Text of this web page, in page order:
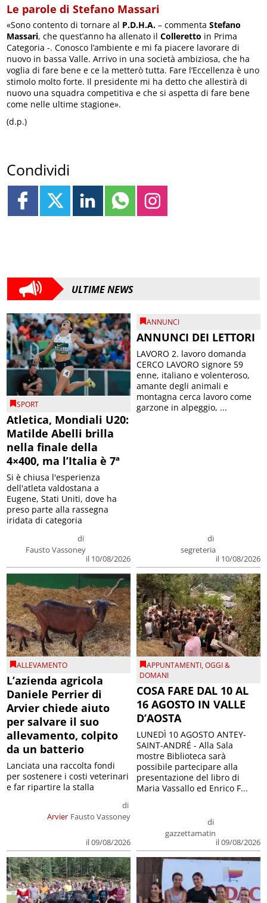
Le parole di Stefano Massari
«Sono contento di tornare al P.D.H.A. – commentaStefano
Massari, che quest’anno ha allenato ilColleretto in Prima
Categoria -. Conosco l’ambiente e mi fa piacere lavorare di
nuovo in bassa Valle. Arrivo in una società ambiziosa, che ha
voglia di fare bene e ce la metterò tutta. Fare l’Eccellenza è uno
stimolo molto forte. Il presidente mi ha detto che allestirà di
nuovo una squadra competitiva e che si aspetta di fare bene
come nelle ultime stagione».
(d.p.)
Condividi
ULTIME NEWS
SPORT
Atletica, Mondiali U20:
Matilde Abelli brilla
nella finale della
4×400, ma l’Italia è 7ª
di
Fausto Vassoney
il 10/08/2026
Si è chiusa l'esperienza
dell'atleta valdostana a
Eugene, Stati Uniti, dove ha
preso parte alla rassegna
iridata di categoria
ANNUNCI
ANNUNCI DEI LETTORI
di
segreteria
il 10/08/2026
LAVORO 2. lavoro domanda
CERCO LAVORO signore 59
enne, italiano e volenteroso,
amante degli animali e
montagna cerca lavoro come
garzone in alpeggio, ...
ALLEVAMENTO
L’azienda agricola
Daniele Perrier di
Arvier chiede aiuto
per salvare il suo
allevamento, colpito
da un batterio
Arvier
di
Fausto Vassoney
il 09/08/2026
Lanciata una raccolta fondi
per sostenere i costi veterinari
e far ripartire la stalla
APPUNTAMENTI,OGGI &
DOMANI
COSA FARE DAL 10 AL
16 AGOSTO IN VALLE
D’AOSTA
di
gazzettamatin
il 09/08/2026
LUNEDÌ 10 AGOSTO ANTEY-
SAINT-ANDRÉ - Alla Sala
mostre Biblioteca sarà
possibile partecipare alla
presentazione del libro di
Maria Vassallo ed Enrico F...